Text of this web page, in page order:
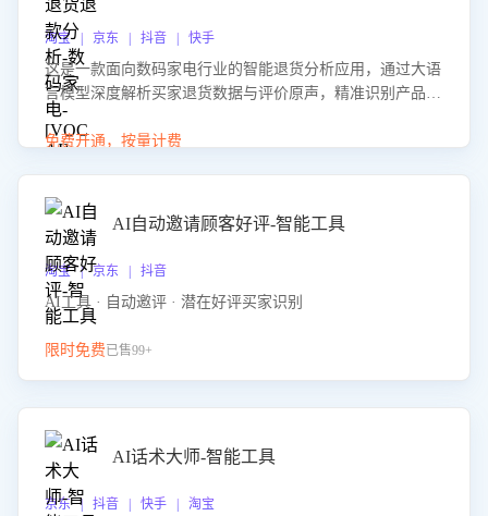
淘宝 | 京东 | 抖音 | 快手
这是一款面向数码家电行业的智能退货分析应用，通过大语
言模型深度解析买家退货数据与评价原声，精准识别产品质
量、描述不符、物流破损等核心退货原因，并输出可落地的
改进建议，通过挖掘用户痛点驱动产品迭代，从根本上降低
免费开通，按量计费
AI自动邀请顾客好评-智能工具
淘宝 | 京东 | 抖音
AI工具 · 自动邀评 · 潜在好评买家识别
限时免费已售99+
AI话术大师-智能工具
京东 | 抖音 | 快手 | 淘宝